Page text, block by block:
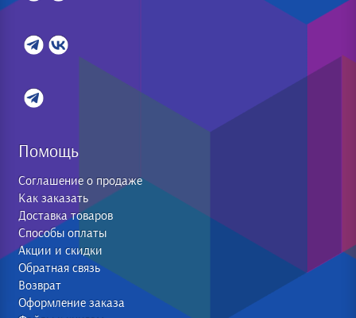
Помощь
Соглашение о продаже
Как заказать
Доставка товаров
Способы оплаты
Акции и скидки
Обратная связь
Возврат
Оформление заказа